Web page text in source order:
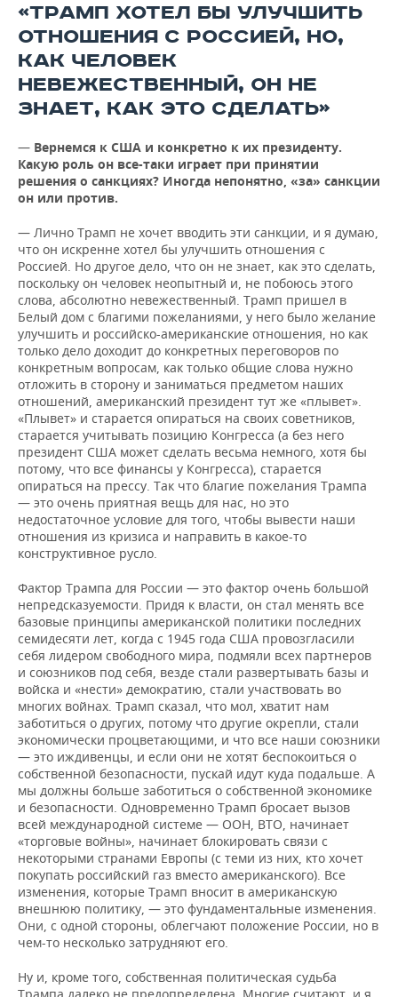
«ТРАМП ХОТЕЛ БЫ УЛУЧШИТЬ
ОТНОШЕНИЯ С РОССИЕЙ, НО,
КАК ЧЕЛОВЕК
НЕВЕЖЕСТВЕННЫЙ, ОН НЕ
ЗНАЕТ, КАК ЭТО СДЕЛАТЬ»
— Вернемся к США и конкретно к их президенту.
Какую роль он все-таки играет при принятии
решения о санкциях? Иногда непонятно, «за» санкции
он или против.
— Лично Трамп не хочет вводить эти санкции, и я думаю,
что он искренне хотел бы улучшить отношения с
Россией. Но другое дело, что он не знает, как это сделать,
поскольку он человек неопытный и, не побоюсь этого
слова, абсолютно невежественный. Трамп пришел в
Белый дом с благими пожеланиями, у него было желание
улучшить и российско-американские отношения, но как
только дело доходит до конкретных переговоров по
конкретным вопросам, как только общие слова нужно
отложить в сторону и заниматься предметом наших
отношений, американский президент тут же «плывет».
«Плывет» и старается опираться на своих советников,
старается учитывать позицию Конгресса (а без него
президент США может сделать весьма немного, хотя бы
потому, что все финансы у Конгресса), старается
опираться на прессу. Так что благие пожелания Трампа
— это очень приятная вещь для нас, но это
недостаточное условие для того, чтобы вывести наши
отношения из кризиса и направить в какое-то
конструктивное русло.
Фактор Трампа для России — это фактор очень большой
непредсказуемости. Придя к власти, он стал менять все
базовые принципы американской политики последних
семидесяти лет, когда с 1945 года США провозгласили
себя лидером свободного мира, подмяли всех партнеров
и союзников под себя, везде стали развертывать базы и
войска и «нести» демократию, стали участвовать во
многих войнах. Трамп сказал, что мол, хватит нам
заботиться о других, потому что другие окрепли, стали
экономически процветающими, и что все наши союзники
— это иждивенцы, и если они не хотят беспокоиться о
собственной безопасности, пускай идут куда подальше. А
мы должны больше заботиться о собственной экономике
и безопасности. Одновременно Трамп бросает вызов
всей международной системе — ООН, ВТО, начинает
«торговые войны», начинает блокировать связи с
некоторыми странами Европы (с теми из них, кто хочет
покупать российский газ вместо американского). Все
изменения, которые Трамп вносит в американскую
внешнюю политику, — это фундаментальные изменения.
Они, с одной стороны, облегчают положение России, но в
чем-то несколько затрудняют его.
Ну и, кроме того, собственная политическая судьба